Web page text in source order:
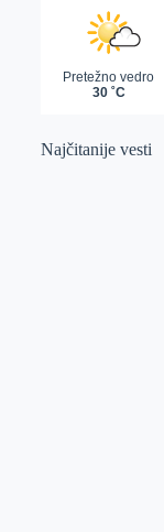
Najčitanije vesti